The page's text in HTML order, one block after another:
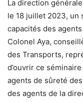
La direction
le 18 juillet 2023, un
capacités des
Colonel Aya,
des Transports,
d’ouvrir ce
agents de sûreté
des agents de la